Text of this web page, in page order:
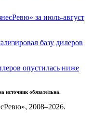
за июль-август
базу дилеров
опустилась ниже
источник обязательна.
2008–2026.